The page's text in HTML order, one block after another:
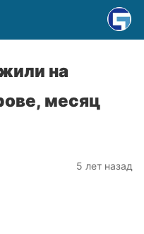
на
месяц
5 лет назад